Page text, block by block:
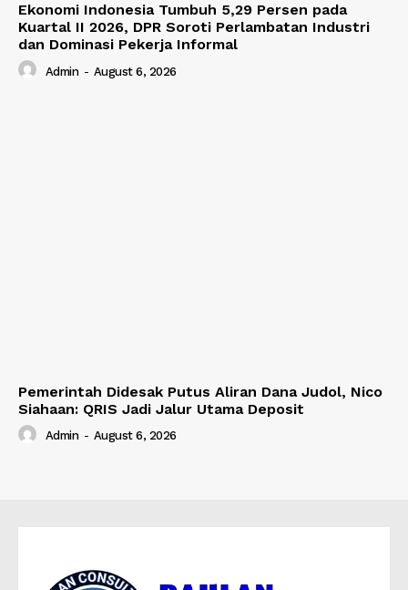
Ekonomi Indonesia Tumbuh 5,29 Persen pada
Kuartal II 2026, DPR Soroti Perlambatan Industri
dan Dominasi Pekerja Informal
Admin - August 6, 2026
Pemerintah Didesak Putus Aliran Dana Judol, Nico
Siahaan: QRIS Jadi Jalur Utama Deposit
Admin - August 6, 2026